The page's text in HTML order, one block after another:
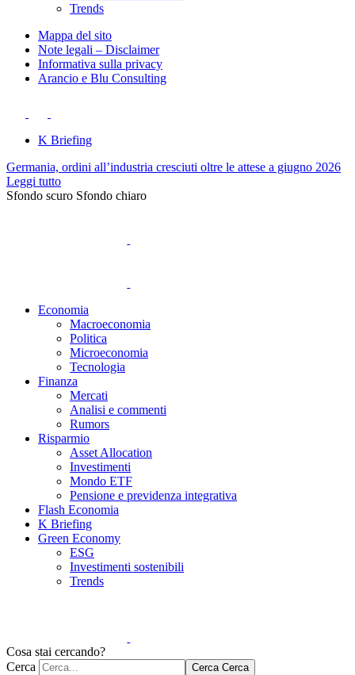
Trends
Mappa del sito
Note legali – Disclaimer
Informativa sulla privacy
Arancio e Blu Consulting
K Briefing
Germania, ordini all’industria cresciuti oltre le attese a giugno 2026
Leggi tutto
Sfondo scuro Sfondo chiaro
Economia
Macroeconomia
Politica
Microeconomia
Tecnologia
Finanza
Mercati
Analisi e commenti
Rumors
Risparmio
Asset Allocation
Investimenti
Mondo ETF
Pensione e previdenza integrativa
Flash Economia
K Briefing
Green Economy
ESG
Investimenti sostenibili
Trends
Cosa stai cercando?
Cerca
Cerca Cerca